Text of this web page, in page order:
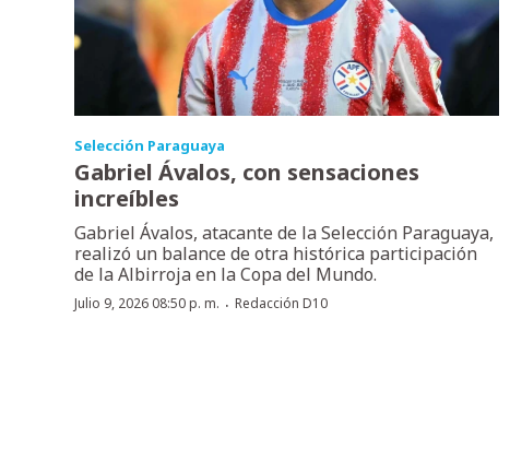
Selección Paraguaya
Gabriel Ávalos, con sensaciones
increíbles
Gabriel Ávalos, atacante de la Selección Paraguaya,
realizó un balance de otra histórica participación
de la Albirroja en la Copa del Mundo.
Julio 9, 2026 08:50 p. m. · Redacción D10